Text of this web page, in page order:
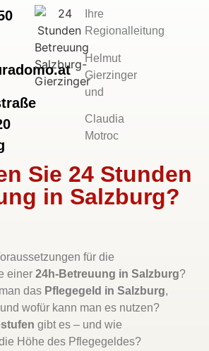
Ihre
Regionalleitung
Helmut
Gierzinger
und
Claudia
Motroc
Sie 24 Stunden
in Salzburg?
für die
einer 24h-Betreuung in Salzburg?
das Pflegegeld in Salzburg,
wofür kann man es nutzen?
gibt es – und wie
Höhe des Pflegegeldes?